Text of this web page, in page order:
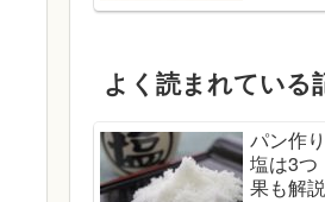
よく読まれている
パン作
塩は3つ
果も解説